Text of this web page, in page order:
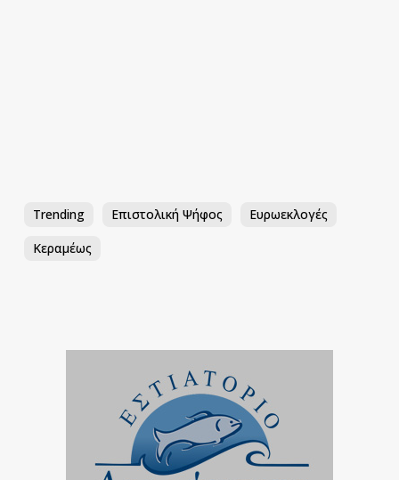
Trending Επιστολική Ψήφος
Ευρωεκλογές
Κεραμέως